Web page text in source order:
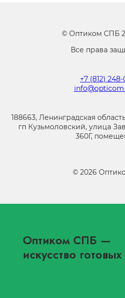
© Оптиком СПБ
Все права
+7 (812) 248-
188663, Ленинградская
гп Кузьмоловский, улица
360Г,
© 2026
Оптиком СПБ —
искусство